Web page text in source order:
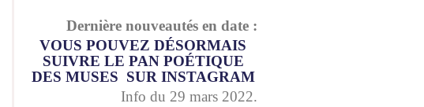
Dernière nouveautés en date :
VOUS POUVEZ DÉSORMAIS
SUIVRE LE PAN POÉTIQUE
DES MUSES SUR INSTAGRAM
Info du 29 mars 2022.